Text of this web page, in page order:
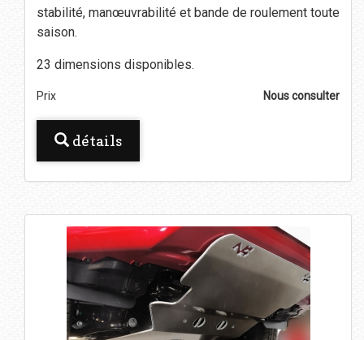
stabilité, manœuvrabilité et bande de roulement toute
saison.
23 dimensions disponibles.
Prix Nous consulter
détails